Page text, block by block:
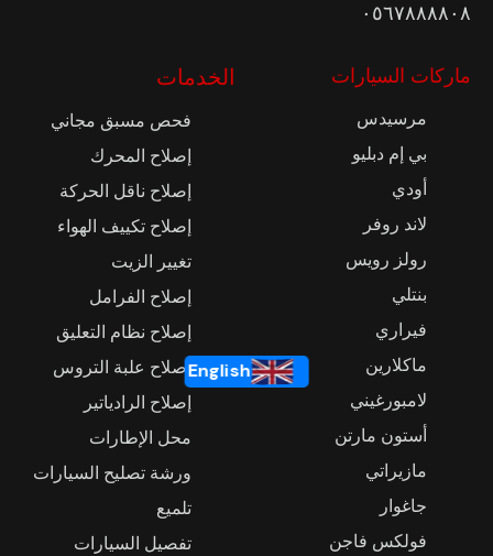
English
٠٥٦٧٨٨٨٨٠٨
ماركات السيارات
مرسيدس
بي إم دبليو
أودي
لاند روفر
رولز رويس
بنتلي
فيراري
ماكلارين
لامبورغيني
أستون مارتن
مازيراتي
جاغوار
فولكس فاجن
الخدمات
فحص مسبق مجاني
إصلاح المحرك
إصلاح ناقل الحركة
إصلاح تكييف الهواء
تغيير الزيت
إصلاح الفرامل
إصلاح نظام التعليق
إصلاح علبة التروس
إصلاح الرادياتير
محل الإطارات
ورشة تصليح السيارات
تلميع
تفصيل السيارات